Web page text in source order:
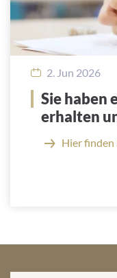
2. Jun 2026
Sie haben
erhalten
Hier finden